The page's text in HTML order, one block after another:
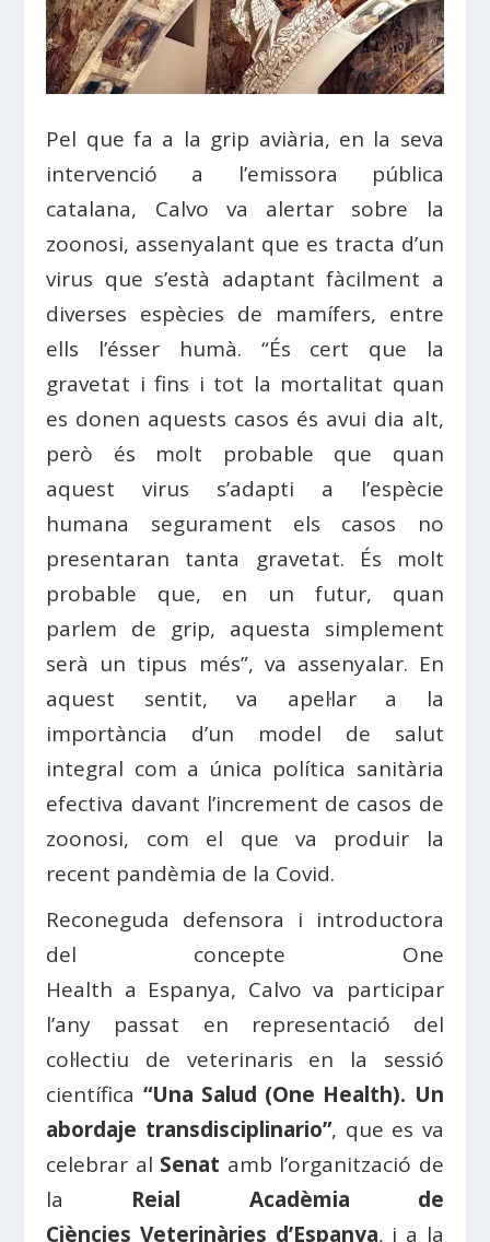
Pel que fa a la grip aviària, en la seva
intervenció a l’emissora pública
catalana, Calvo va alertar sobre la
zoonosi, assenyalant que es tracta d’un
virus que s’està adaptant fàcilment a
diverses espècies de mamífers, entre
ells l’ésser humà. “És cert que la
gravetat i fins i tot la mortalitat quan
es donen aquests casos és avui dia alt,
però és molt probable que quan
aquest virus s’adapti a l’espècie
humana segurament els casos no
presentaran tanta gravetat. És molt
probable que, en un futur, quan
parlem de grip, aquesta simplement
serà un tipus més”, va assenyalar. En
aquest sentit, va apel·lar a la
importància d’un model de salut
integral com a única política sanitària
efectiva davant l’increment de casos de
zoonosi, com el que va produir la
recent pandèmia de la Covid.
Reconeguda defensora i introductora
del concepte One
Health a Espanya, Calvo va participar
l’any passat en representació del
col·lectiu de veterinaris en la sessió
científica “Una Salud (One Health). Un
abordaje transdisciplinario”, que es va
celebrar al Senat amb l’organització de
la Reial Acadèmia de
Ciències Veterinàries d’Espanya, i a la